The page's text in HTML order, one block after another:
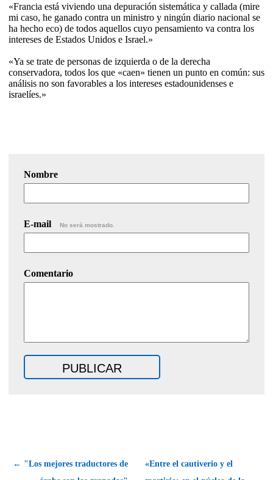
«Francia está viviendo una depuración sistemática y callada (mire
mi caso, he ganado contra un ministro y ningún diario nacional se
ha hecho eco) de todos aquellos cuyo pensamiento va contra los
intereses de Estados Unidos e Israel.»
«Ya se trate de personas de izquierda o de la derecha
conservadora, todos los que «caen» tienen un punto en común: sus
análisis no son favorables a los intereses estadounidenses e
israelíes.»
Nombre
E-mail No será mostrado.
Comentario
← "Los mejores traductores de
«Entre el cautiverio y el